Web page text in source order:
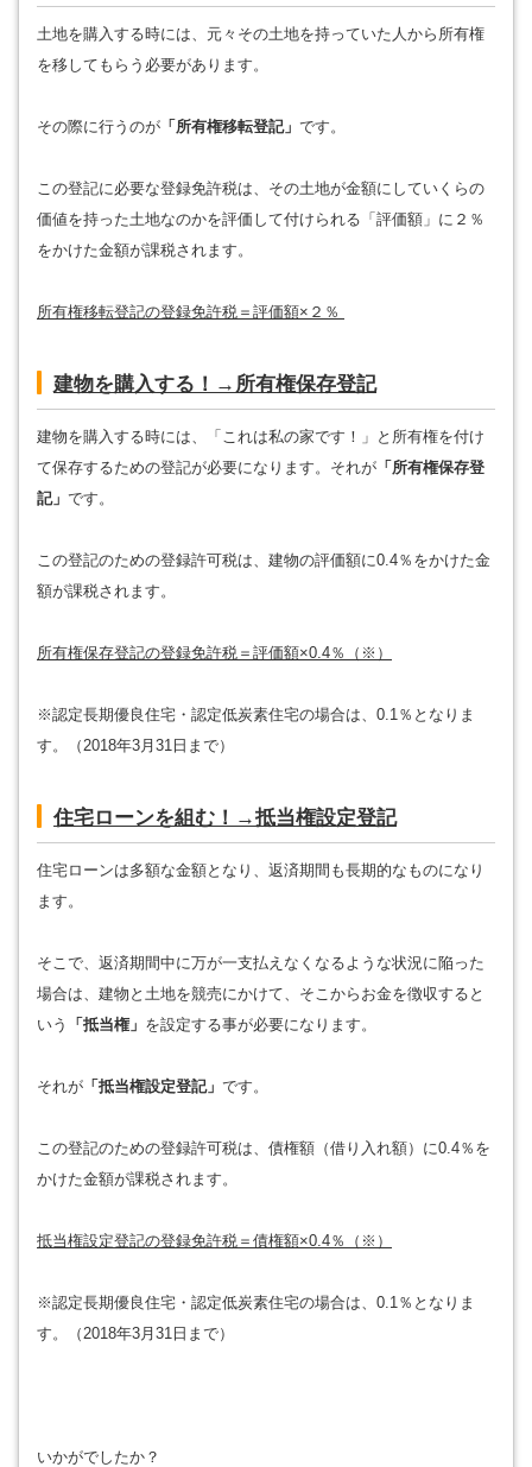
土地を購入する時には、元々その土地を持っていた人から所有権
を移してもらう必要があります。
その際に行うのが 「所有権移転登記」 です。
この登記に必要な登録免許税は、その土地が金額にしていくらの
価値を持った土地なのかを評価して付けられる「評価額」に２％
をかけた金額が課税されます。
所有権移転登記の登録免許税＝評価額×２％
建物を購入する！→所有権保存登記
建物を購入する時には、「これは私の家です！」と所有権を付け
て保存するための登記が必要になります。それが 「所有権保存登
記」 です。
この登記のための登録許可税は、建物の評価額に0.4％をかけた金
額が課税されます。
所有権保存登記の登録免許税＝評価額×0.4％（※）
※認定長期優良住宅・認定低炭素住宅の場合は、0.1％となりま
す。（2018年3月31日まで）
住宅ローンを組む！→抵当権設定登記
住宅ローンは多額な金額となり、返済期間も長期的なものになり
ます。
そこで、返済期間中に万が一支払えなくなるような状況に陥った
場合は、建物と土地を競売にかけて、そこからお金を徴収すると
いう
「抵当権」 を設定する事が必要になります。
それが 「抵当権設定登記」 です。
この登記のための登録許可税は、債権額（借り入れ額）に0.4％を
かけた金額が課税されます。
抵当権設定登記の登録免許税＝債権額×0.4％（※）
※認定長期優良住宅・認定低炭素住宅の場合は、0.1％となりま
す。（2018年3月31日まで）
いかがでしたか？